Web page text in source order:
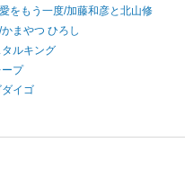
をもう一度/加藤和彦と北山修
かまやつ ひろし
ルキング
プ
イゴ